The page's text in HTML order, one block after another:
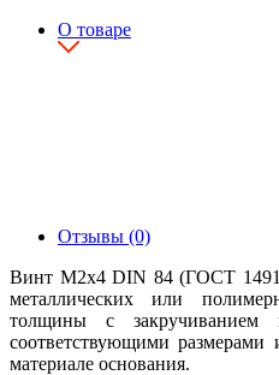
О товаре
Отзывы (0)
Винт М2х4 DIN 84 (ГОСТ 1491)
металлических или
толщины с
соответствующими размерами
материале основания.